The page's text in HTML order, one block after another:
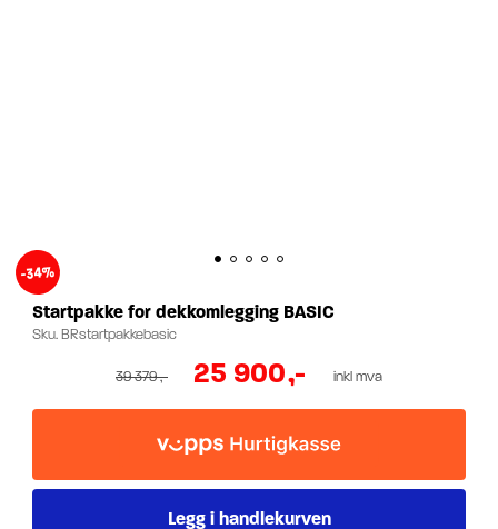
-34%
Startpakke for dekkomlegging BASIC
Sku.BRstartpakkebasic
39 379,- 25 900,- inkl mva